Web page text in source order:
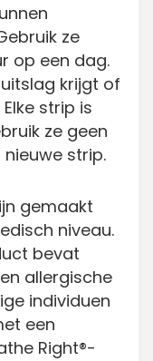
ze
op een dag.
krijgt of
strip is
ze geen
strip.
gemaakt
niveau.
bevat
allergische
individuen
een
Right®-